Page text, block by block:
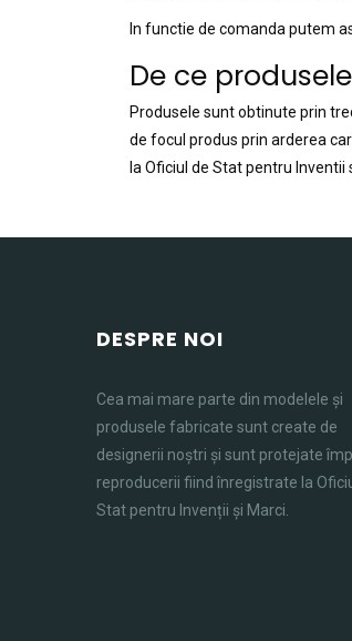
In functie de comanda putem
De ce
Produsele sunt obtinute prin
de focul produs prin arderea
la Oficiul de Stat pentru
DESPRE NOI
Cea mai mare parte din modelele și
produsele fabricate sunt create de
designerii noștri și sunt protejate
reproducerii fiind înregistrate la
Stat pentru Invenții și Marci.